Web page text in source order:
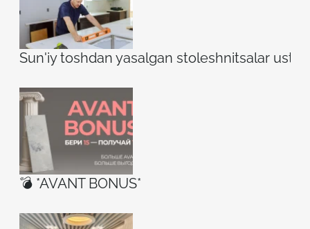
Sun'iy toshdan yasalgan stoleshnitsalar
💣 *AVANT BONUS*